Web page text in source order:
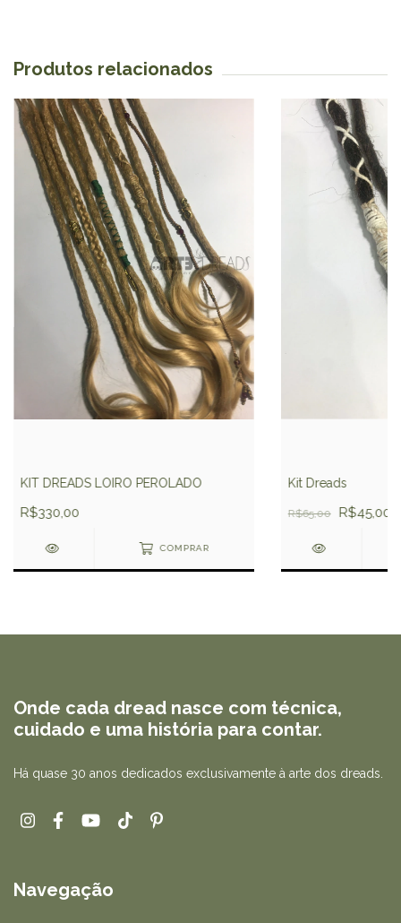
Produtos relacionados
KIT DREADS LOIRO PEROLADO
R$330,00
COMPRAR
Kit Dreads
R$65,00 R$45,00
Onde cada dread nasce com técnica,
cuidado e uma história para contar.
Há quase 30 anos dedicados exclusivamente à arte dos dreads.
Navegação